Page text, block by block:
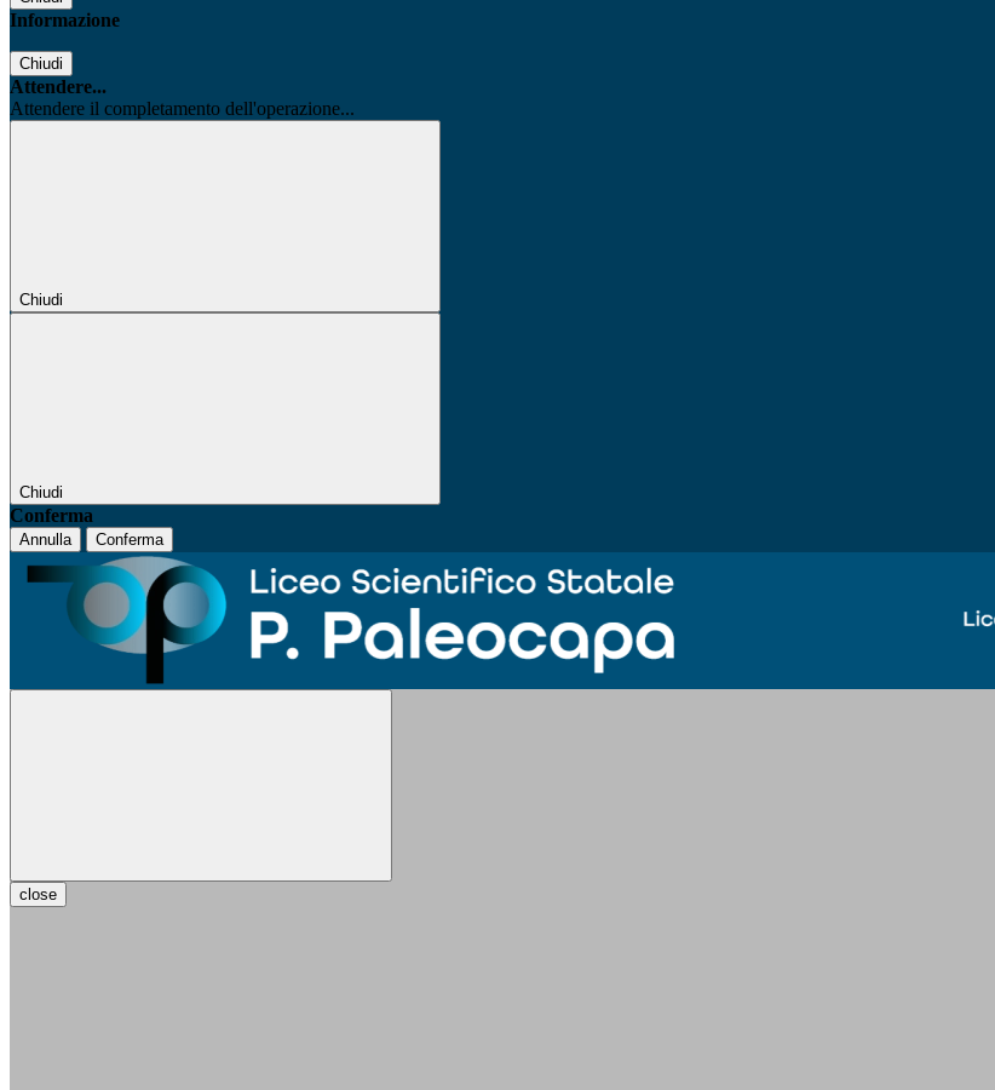
Informazione
Chiudi
Attendere...
Attendere il completamento dell'operazione...
Chiudi
Chiudi
Conferma
Annulla Conferma
close